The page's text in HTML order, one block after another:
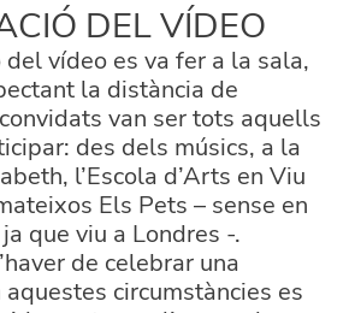
DEL VÍDEO
vídeo es va fer a la sala,
la distància de
van ser tots aquells
des dels músics, a la
l’Escola d’Arts en Viu
Els Pets – sense en
que viu a Londres -.
de celebrar una
circumstàncies es